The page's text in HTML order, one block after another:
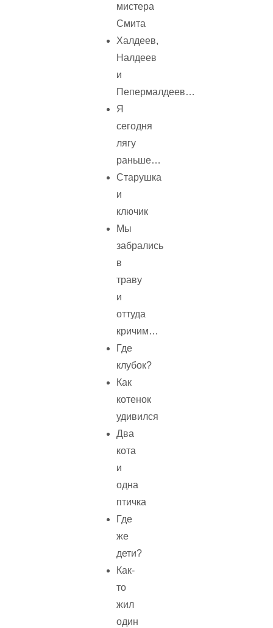
мистера
Смита
Халдеев,
Налдеев
и
Пепермалдеев…
Я
сегодня
лягу
раньше…
Старушка
и
ключик
Мы
забрались
в
траву
и
оттуда
кричим…
Где
клубок?
Как
котенок
удивился
Два
кота
и
одна
птичка
Где
же
дети?
Как-
то
жил
один